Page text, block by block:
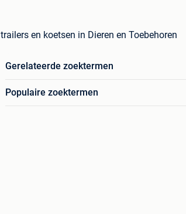
trailers en koetsen in Dieren en Toebehoren
Gerelateerde zoektermen
Populaire zoektermen